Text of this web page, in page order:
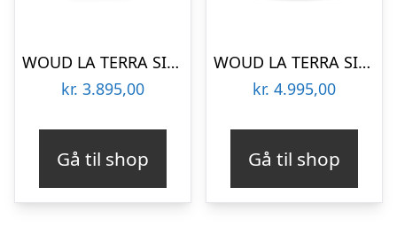
WOUD LA TERRA SIDEBORD LILLE GRÅ MELANGE – 40
kr. 3.895,00
Gå til shop
WOUD LA TERRA SIDEBORD MEDIUM GRÅ MELANGE – 58
kr. 4.995,00
Gå til shop